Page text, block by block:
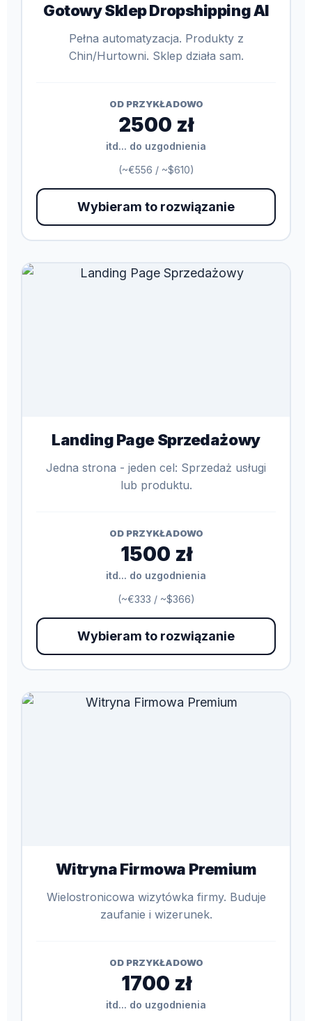
Gotowy Sklep Dropshipping AI
Pełna automatyzacja. Produkty z
Chin/Hurtowni. Sklep działa sam.
OD PRZYKŁADOWO
2500 zł
itd... do uzgodnienia
(~€556 / ~$610)
Wybieram to rozwiązanie
Landing Page Sprzedażowy
Jedna strona - jeden cel: Sprzedaż usługi
lub produktu.
OD PRZYKŁADOWO
1500 zł
itd... do uzgodnienia
(~€333 / ~$366)
Wybieram to rozwiązanie
Witryna Firmowa Premium
Wielostronicowa wizytówka firmy. Buduje
zaufanie i wizerunek.
OD PRZYKŁADOWO
1700 zł
itd... do uzgodnienia